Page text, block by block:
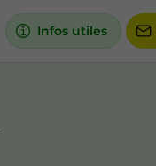
Infos utiles